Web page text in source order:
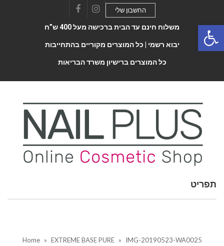
FacebookInstagram
החשבון שלי
משלוח חינם עד הבית ברכישה מעל 400 ש”ח
יבוא רשמי | כל המוצרים מקוריים בהתחייבות
כל המוצרים ברישיון משרד הבריאות
Toggle
תפריט
Home » EXTREME BASE PURE » IMG-20190523-WA0025